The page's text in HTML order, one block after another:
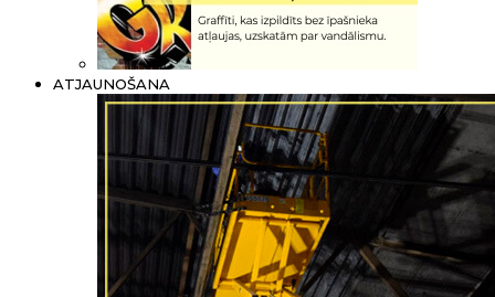
ATJAUNOŠANA